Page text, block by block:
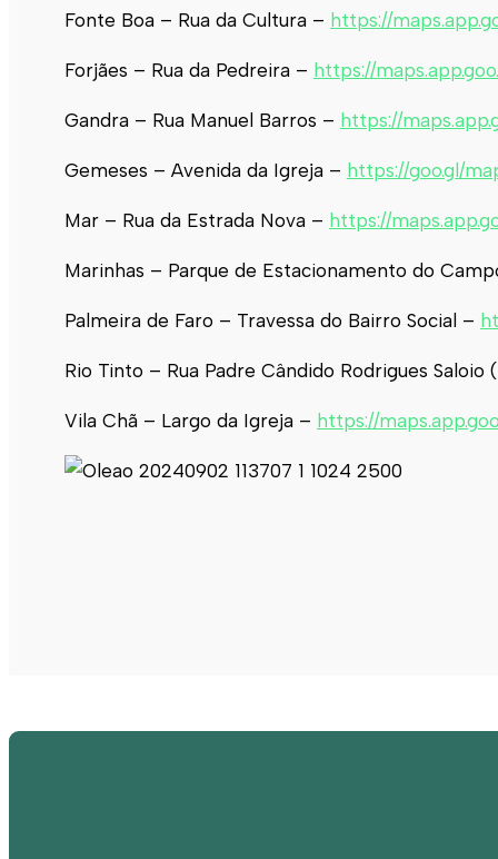
Fonte Boa – Rua da Cultura – https://
Forjães – Rua da Pedreira – https://
Gandra – Rua Manuel Barros – https://
Gemeses – Avenida da Igreja – https://goo.gl/
Mar – Rua da Estrada Nova – https://
Marinhas – Parque de Estacionamento do
Palmeira de Faro – Travessa do Bairro Social –
Rio Tinto – Rua Padre Cândido Rodrigues
Vila Chã – Largo da Igreja – https://